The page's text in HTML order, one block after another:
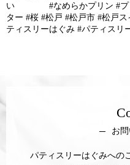
い #なめらかプリン #プリ
ター #桜 #松戸 #松戸市 #松戸ス
ティスリーはぐみ #パティスリ
お
パティスリーはぐみへの